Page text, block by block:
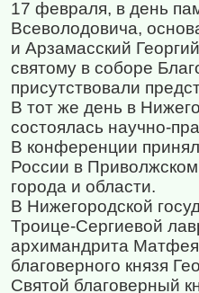
17 февраля, в день
Всеволодовича,
и Арзамасский
святому в соборе
присутствовали
В тот же день в
состоялась научно-
В конференции
России в
города и области.
В Нижегородской
Троице-Сергиевой
архимандрита
благоверного князя
Святой благоверный